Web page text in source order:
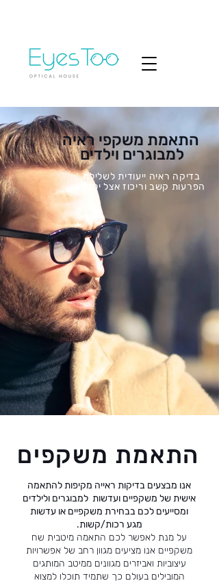
התאמת משקפי ראיה
למבוגרים וילדים
בדיקה ראיה ייעודית לשלילת
הפרעות קשב וריכוז אצל ילדים
התאמת משקפים
אנו מבצעים בדיקות ראייה מקיפות להתאמה
אישית של משקפיים ועדשות למבוגרים ולילדים
ומסייעים לכם בבחירת משקפיים או עדשות
מגע רכות/קשות.
על מנת לאפשר לכם התאמה מיטבית שח
משקפיים אנו מציעים מגוון רחב של אפשרויות
עיצוביות ואביזרים מגוונים ממיטב המותגים
המובילים בעולם כך שתמיד תוכלו למצוא